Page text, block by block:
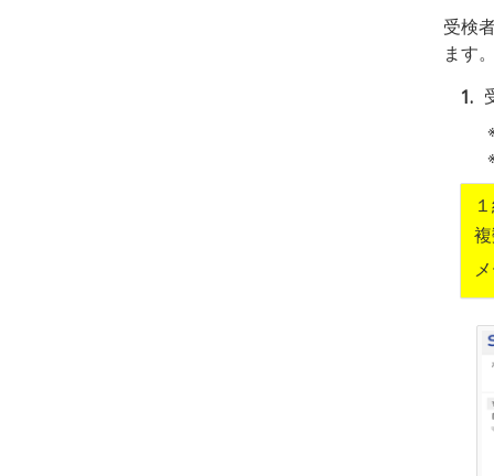
受検
ます
1